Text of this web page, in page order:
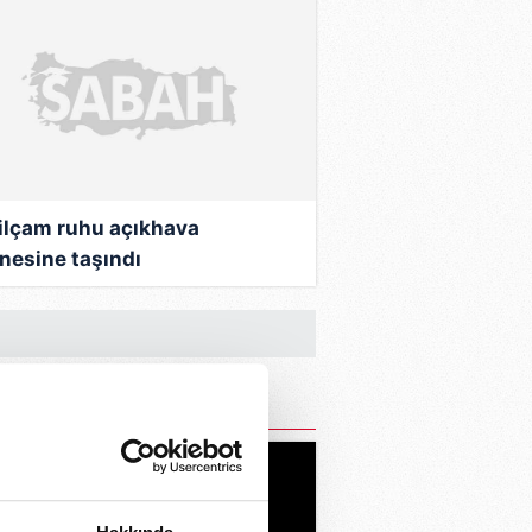
ruhu açıkhava
taşındı